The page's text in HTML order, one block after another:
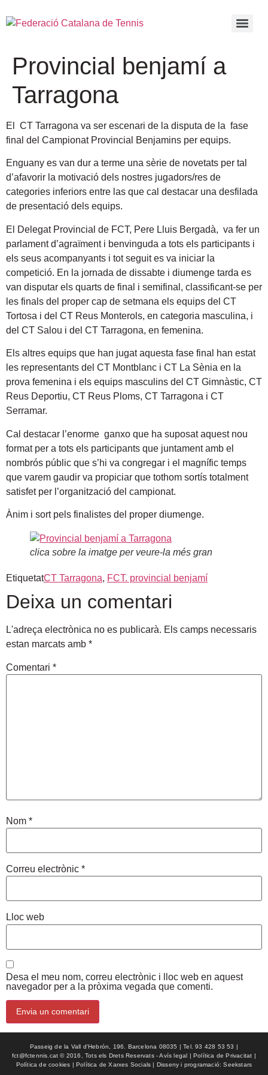
Provincial benjamí a
Tarragona
El CT Tarragona va ser escenari de la disputa de la fase
final del Campionat Provincial Benjamins per equips.
Enguany es van dur a terme una sèrie de novetats per tal
d’afavorir la motivació dels nostres jugadors/res de
categories inferiors entre las que cal destacar una desfilada
de presentació dels equips.
El Delegat Provincial de FCT, Pere Lluis Bergadà, va fer un
parlament d’agraïment i benvinguda a tots els participants i
els seus acompanyants i tot seguit es va iniciar la
competició. En la jornada de dissabte i diumenge tarda es
van disputar els quarts de final i semifinal, classificant-se per
les finals del proper cap de setmana els equips del CT
Tortosa i del CT Reus Monterols, en categoria masculina, i
del CT Salou i del CT Tarragona, en femenina.
Els altres equips que han jugat aquesta fase final han estat
les representants del CT Montblanc i CT La Sènia en la
prova femenina i els equips masculins del CT Gimnàstic, CT
Reus Deportiu, CT Reus Ploms, CT Tarragona i CT
Serramar.
Cal destacar l’enorme ganxo que ha suposat aquest nou
format per a tots els participants que juntament amb el
nombrós públic que s’hi va congregar i el magnífic temps
que varem gaudir va propiciar que tothom sortís totalment
satisfet per l’organització del campionat.
Ànim i sort pels finalistes del proper diumenge.
clica sobre la imatge per veure-la més gran
EtiquetatCT Tarragona, FCT. provincial benjamí
Deixa un comentari
L'adreça electrònica no es publicarà. Els camps necessaris
estan marcats amb *
Comentari *
Nom *
Correu electrònic *
Lloc web
Desa el meu nom, correu electrònic i lloc web en aquest
navegador per a la pròxima vegada que comenti.
Passeig de la Vall d'Hebrón, 196. Barcelona 08035 | Tel. 93 428 53 53 |
fct@fctennis.cat © 2016, Tots els Drets Reservats - Avís legal | Política de Privacitat |
Política de cookies | Política de Xarxes Socials | Disseny i programació: Seekstars